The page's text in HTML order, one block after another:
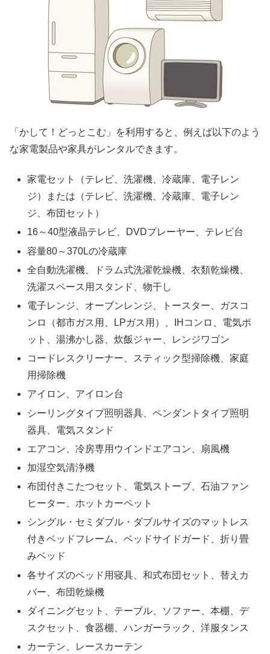
「かして！どっとこむ」を利用すると、例えば以下のよう
な家電製品や家具がレンタルできます。
家電セット（テレビ、洗濯機、冷蔵庫、電子レン
ジ）または（テレビ、洗濯機、冷蔵庫、電子レン
ジ、布団セット）
16～40型液晶テレビ、DVDプレーヤー、テレビ台
容量80～370Lの冷蔵庫
全自動洗濯機、ドラム式洗濯乾燥機、衣類乾燥機、
洗濯スペース用スタンド、物干し
電子レンジ、オーブンレンジ、トースター、ガスコ
ンロ（都市ガス用、LPガス用）、IHコンロ、電気ポ
ット、湯沸かし器、炊飯ジャー、レンジワゴン
コードレスクリーナー、スティック型掃除機、家庭
用掃除機
アイロン、アイロン台
シーリングタイプ照明器具、ペンダントタイプ照明
器具、電気スタンド
エアコン、冷房専用ウインドエアコン、扇風機
加湿空気清浄機
布団付きこたつセット、電気ストーブ、石油ファン
ヒーター、ホットカーペット
シングル・セミダブル・ダブルサイズのマットレス
付きベッドフレーム、ベッドサイドガード、折り畳
みベッド
各サイズのベッド用寝具、和式布団セット、替えカ
バー、布団乾燥機
ダイニングセット、テーブル、ソファー、本棚、デ
スクセット、食器棚、ハンガーラック、洋服タンス
カーテン、レースカーテン